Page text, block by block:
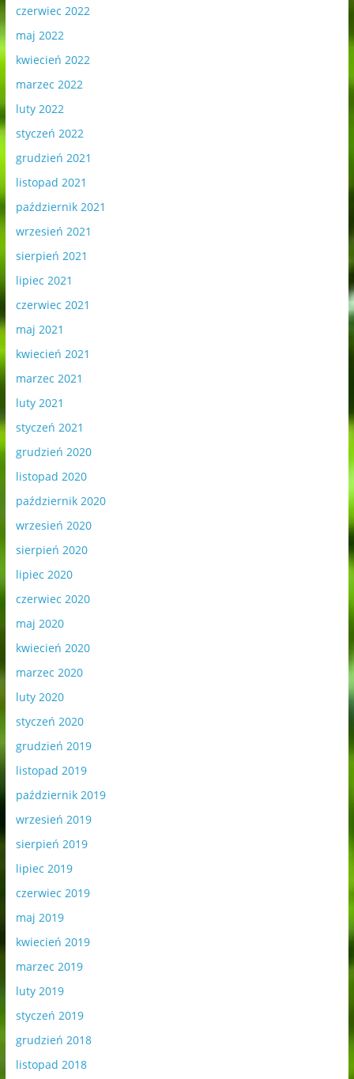
czerwiec 2022
maj 2022
kwiecień 2022
marzec 2022
luty 2022
styczeń 2022
grudzień 2021
listopad 2021
październik 2021
wrzesień 2021
sierpień 2021
lipiec 2021
czerwiec 2021
maj 2021
kwiecień 2021
marzec 2021
luty 2021
styczeń 2021
grudzień 2020
listopad 2020
październik 2020
wrzesień 2020
sierpień 2020
lipiec 2020
czerwiec 2020
maj 2020
kwiecień 2020
marzec 2020
luty 2020
styczeń 2020
grudzień 2019
listopad 2019
październik 2019
wrzesień 2019
sierpień 2019
lipiec 2019
czerwiec 2019
maj 2019
kwiecień 2019
marzec 2019
luty 2019
styczeń 2019
grudzień 2018
listopad 2018